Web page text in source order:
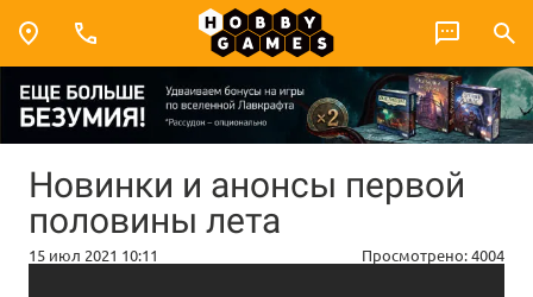
Новинки и анонсы первой
половины лета
15 июл 2021 10:11 Просмотрено:4004